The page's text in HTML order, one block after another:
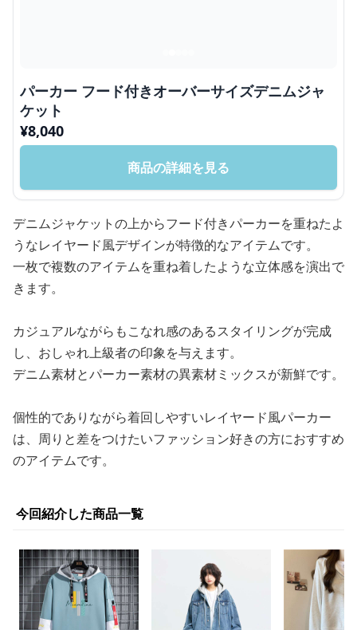
パーカー フード付きオーバーサイズデニムジャ
ケット
¥8,040
商品の詳細を見る
デニムジャケットの上からフード付きパーカーを重ねたよ
うなレイヤード風デザインが特徴的なアイテムです。
一枚で複数のアイテムを重ね着したような立体感を演出で
きます。
カジュアルながらもこなれ感のあるスタイリングが完成
し、おしゃれ上級者の印象を与えます。
デニム素材とパーカー素材の異素材ミックスが新鮮です。
個性的でありながら着回しやすいレイヤード風パーカー
は、周りと差をつけたいファッション好きの方におすすめ
のアイテムです。
今回紹介した商品一覧